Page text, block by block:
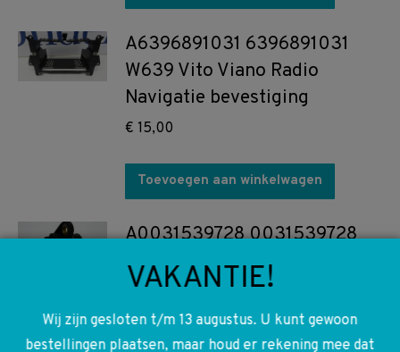
A6396891031 6396891031
W639 Vito Viano Radio
Navigatie bevestiging
€ 15,00
Toevoegen aan winkelwagen
A0031539728 0031539728
A0051531328 Nokkenas
positie sensor stand W639
€25,00
VAKANTIE!
Wij zijn gesloten t/m 13 augustus. U kunt gewoon
bestellingen plaatsen, maar houd er rekening mee dat